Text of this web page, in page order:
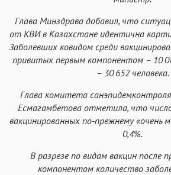
Глава Минздрава добавил, что
от КВИ в Казахстане идентична
Заболевших ковидом среди
привитых первым компонентом – 10
– 30 652 человека.
Глава комитета
Есмагамбетова отметила, что
вакцинированных по-прежнему «очень
0,4%.
В разрезе по видам вакцин после
компонентом количество